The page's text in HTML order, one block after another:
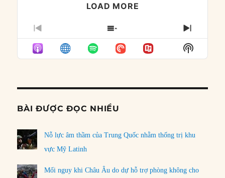
LOAD MORE
PREVIOUS
EPISODE
SHOW
EPISODES
LIST
NEXT
Show
Podcast
BÀI ĐƯỢC ĐỌC NHIỀU
Nỗ lực âm thầm của Trung Quốc nhằm thống trị khu
vực Mỹ Latinh
Mối nguy khi Châu Âu do dự hỗ trợ phòng không cho